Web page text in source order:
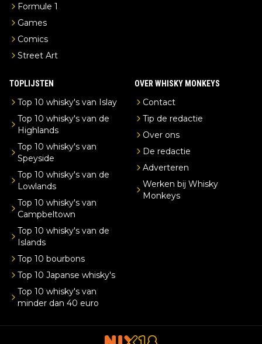
Formule 1
Games
Comics
Street Art
TOPLIJSTEN
Top 10 whisky's van Islay
Top 10 whisky's van de
Highlands
Top 10 whisky's van
Speyside
Top 10 whisky's van de
Lowlands
Top 10 whisky's van
Campbeltown
Top 10 whisky's van de
Islands
Top 10 bourbons
Top 10 Japanse whisky's
Top 10 whisky's van
minder dan 40 euro
OVER WHISKY MONKEYS
Contact
Tip de redactie
Over ons
De redactie
Adverteren
Werken bij Whisky
Monkeys